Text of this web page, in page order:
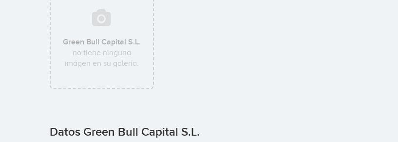
Green Bull Capital S.L.
no tiene ninguna
imágen en su galería.
Datos Green Bull Capital S.L.